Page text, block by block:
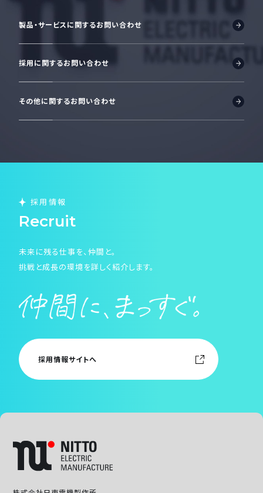
製品・サービスに関するお問い合わせ
採用に関するお問い合わせ
その他に関するお問い合わせ
採用情報
Recruit
未来に残る仕事を、仲間と。
挑戦と成長の環境を詳しく紹介します。
採用情報サイトへ